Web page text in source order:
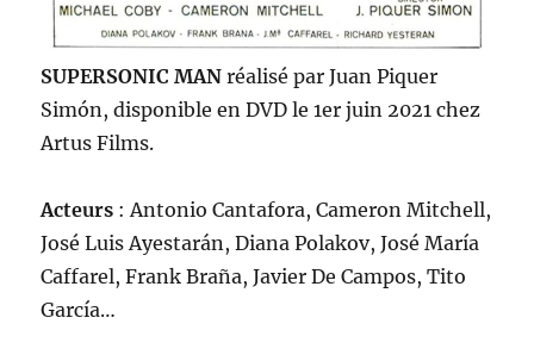
SUPERSONIC MANréalisé par Juan Piquer
Simón, disponible en DVD le 1er juin 2021 chez
Artus Films.
Acteurs : Antonio Cantafora, Cameron Mitchell,
José Luis Ayestarán, Diana Polakov, José María
Caffarel, Frank Braña, Javier De Campos, Tito
García…